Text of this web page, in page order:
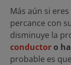
Más aún si
percance con
disminuye la
conductoro
probable es